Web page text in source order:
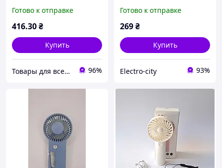
зарядкой Компактный
мини вентилятор с
обдува для дома,
Готово к отправке
416.30₴
Купить
Товары для всех в интернет-магазине «Avocado» 96%
цифровой дисплей,
регулировка скорости,
Готово к отправке
269₴
Купить
Electro-city 93%